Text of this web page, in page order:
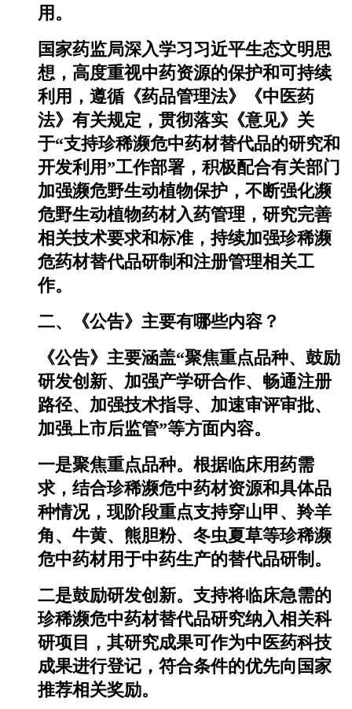
用。
国家药监局深入学习习近平生态文明思
想，高度重视中药资源的保护和可持续
利用，遵循《药品管理法》《中医药
法》有关规定，贯彻落实《意见》关
于“支持珍稀濒危中药材替代品的研究和
开发利用”工作部署，积极配合有关部门
加强濒危野生动植物保护，不断强化濒
危野生动植物药材入药管理，研究完善
相关技术要求和标准，持续加强珍稀濒
危药材替代品研制和注册管理相关工
作。
二、《公告》主要有哪些内容？
《公告》主要涵盖“聚焦重点品种、鼓励
研发创新、加强产学研合作、畅通注册
路径、加强技术指导、加速审评审批、
加强上市后监管”等方面内容。
一是聚焦重点品种。根据临床用药需
求，结合珍稀濒危中药材资源和具体品
种情况，现阶段重点支持穿山甲、羚羊
角、牛黄、熊胆粉、冬虫夏草等珍稀濒
危中药材用于中药生产的替代品研制。
二是鼓励研发创新。支持将临床急需的
珍稀濒危中药材替代品研究纳入相关科
研项目，其研究成果可作为中医药科技
成果进行登记，符合条件的优先向国家
推荐相关奖励。